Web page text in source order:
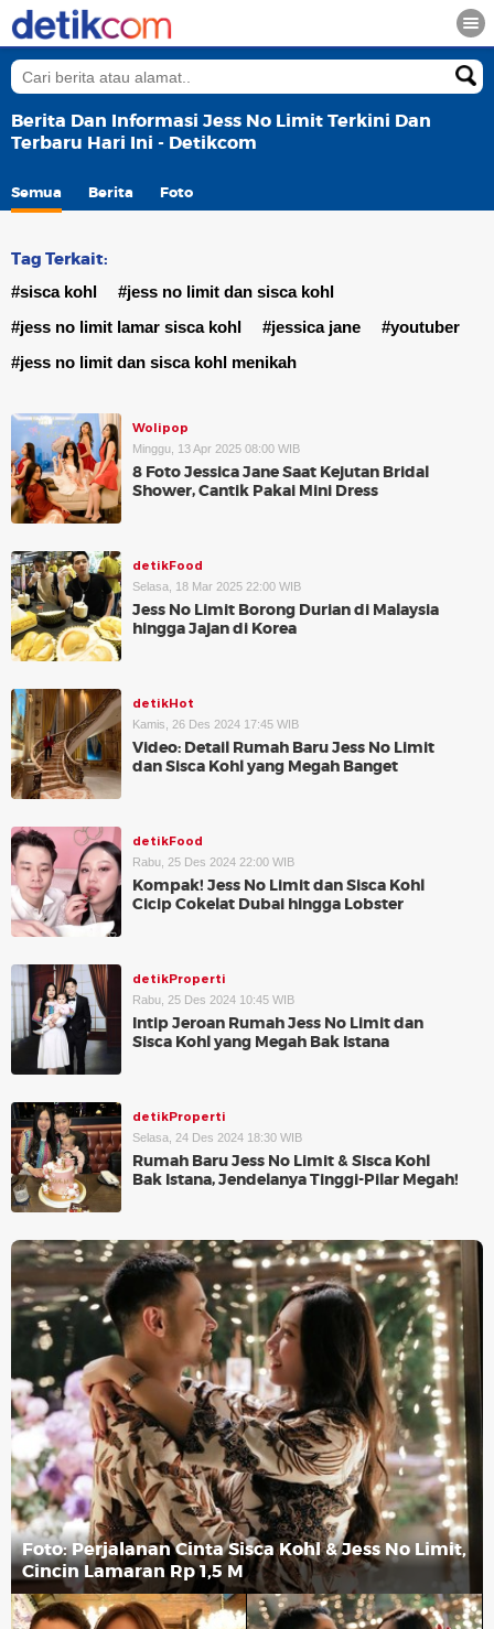
Berita Dan Informasi Jess No Limit Terkini Dan
Terbaru Hari Ini - Detikcom
Semua Berita Foto
Tag Terkait:
#sisca kohl
#jess no limit dan sisca kohl
#jess no limit lamar sisca kohl
#jessica jane
#youtuber
#jess no limit dan sisca kohl menikah
Wolipop
Minggu, 13 Apr 2025 08:00 WIB
8 Foto Jessica Jane Saat Kejutan Bridal
Shower, Cantik Pakai Mini Dress
detikFood
Selasa, 18 Mar 2025 22:00 WIB
Jess No Limit Borong Durian di Malaysia
hingga Jajan di Korea
detikHot
Kamis, 26 Des 2024 17:45 WIB
Video: Detail Rumah Baru Jess No Limit
dan Sisca Kohl yang Megah Banget
detikFood
Rabu, 25 Des 2024 22:00 WIB
Kompak! Jess No Limit dan Sisca Kohl
Cicip Cokelat Dubai hingga Lobster
detikProperti
Rabu, 25 Des 2024 10:45 WIB
Intip Jeroan Rumah Jess No Limit dan
Sisca Kohl yang Megah Bak Istana
detikProperti
Selasa, 24 Des 2024 18:30 WIB
Rumah Baru Jess No Limit & Sisca Kohl
Bak Istana, Jendelanya Tinggi-Pilar Megah!
Foto: Perjalanan Cinta Sisca Kohl & Jess No Limit,
Cincin Lamaran Rp 1,5 M